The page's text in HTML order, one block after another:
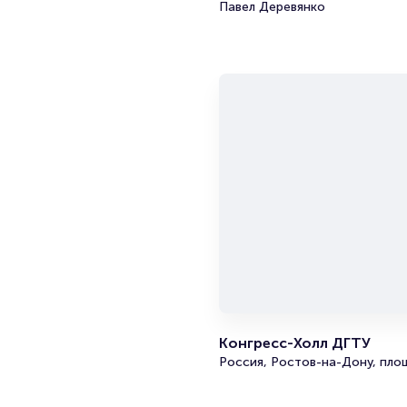
Павел Деревянко
Конгресс-Холл ДГТУ
Россия, Ростов-на-Дону,